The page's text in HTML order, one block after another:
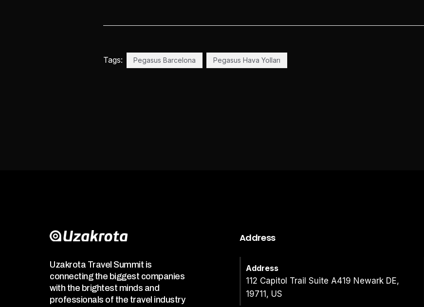
Tags: Pegasus Barcelona Pegasus Hava Yolları
Uzakrota Travel Summit is
connecting the biggest companies
with the brightest minds and
professionals of the travel industry
Address
Address
112 Capitol Trail Suite A419 Newark DE,
19711, US